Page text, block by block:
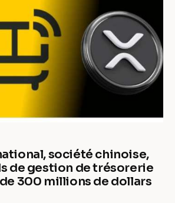
société chinoise,
de gestion de trésorerie
300 millions de dollars